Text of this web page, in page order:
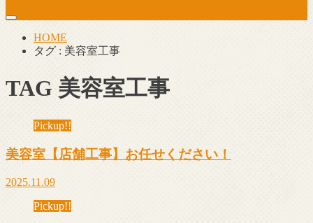
HOME
タグ : 美容室工事
TAG 美容室工事
Pickup!!
美容室【店舗工事】お任せください！
2025.11.09
Pickup!!